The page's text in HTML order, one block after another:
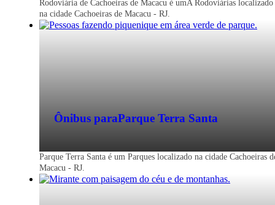
Rodoviária de Cachoeiras de Macacu é umA Rodoviárias localizado
na cidade Cachoeiras de Macacu - RJ.
Ônibus paraParque Terra Santa
Parque Terra Santa é um Parques localizado na cidade Cachoeiras
Macacu - RJ.